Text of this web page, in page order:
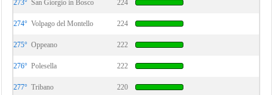
273° San Giorgio in Bosco 224
274° Volpago del Montello 224
275° Oppeano 222
276° Polesella 222
277° Tribano 220